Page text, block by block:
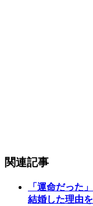
関連記事
「運命だった
結婚した理由